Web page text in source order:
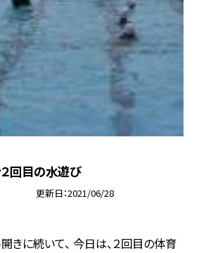
回目の水遊び
更新日 2021/06/28
きに続いて、 今日は、２回目の体育